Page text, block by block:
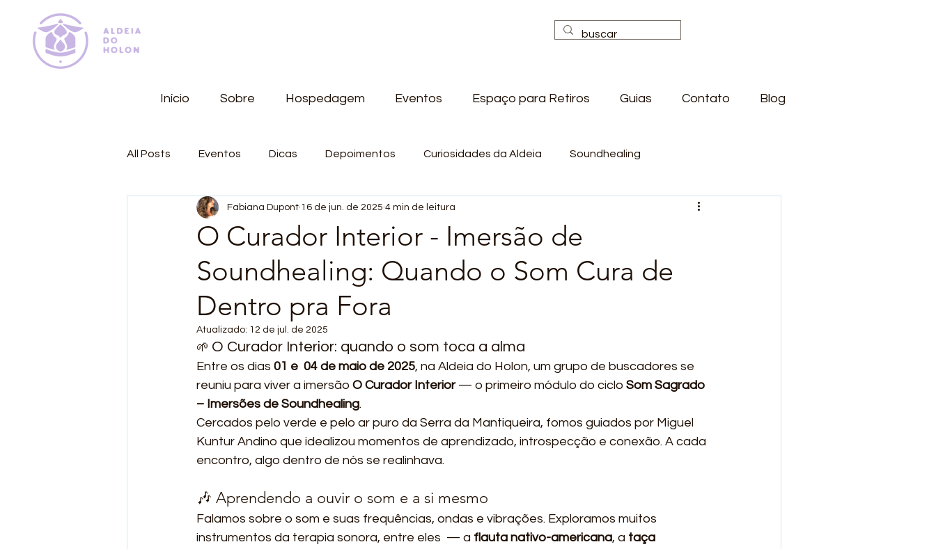
Início Sobre Hospedagem Eventos Espaço para Retiros Guias Contato Blog
All Posts Eventos Dicas Depoimentos Curiosidades da Aldeia Soundhealing
O Curador Interior - Imersão de
Soundhealing: Quando o Som Cura de
Dentro pra Fora
Fabiana Dupont 16 de jun. de 2025 4 min de leitura
Atualizado: 12 de jul. de 2025
🌱 O Curador Interior: quando o som toca a alma
Entre os dias 01 e  04 de maio de 2025, na Aldeia do Holon, um grupo de buscadores se
reuniu para viver a imersão O Curador Interior — o primeiro módulo do ciclo Som Sagrado
– Imersões de Soundhealing.
Cercados pelo verde e pelo ar puro da Serra da Mantiqueira, fomos guiados por Miguel
Kuntur Andino que idealizou momentos de aprendizado, introspecção e conexão. A cada
encontro, algo dentro de nós se realinhava.
🎶 Aprendendo a ouvir o som e a si mesmo
Falamos sobre o som e suas frequências, ondas e vibrações. Exploramos muitos
instrumentos da terapia sonora, entre eles  — a flauta nativo-americana, a taça